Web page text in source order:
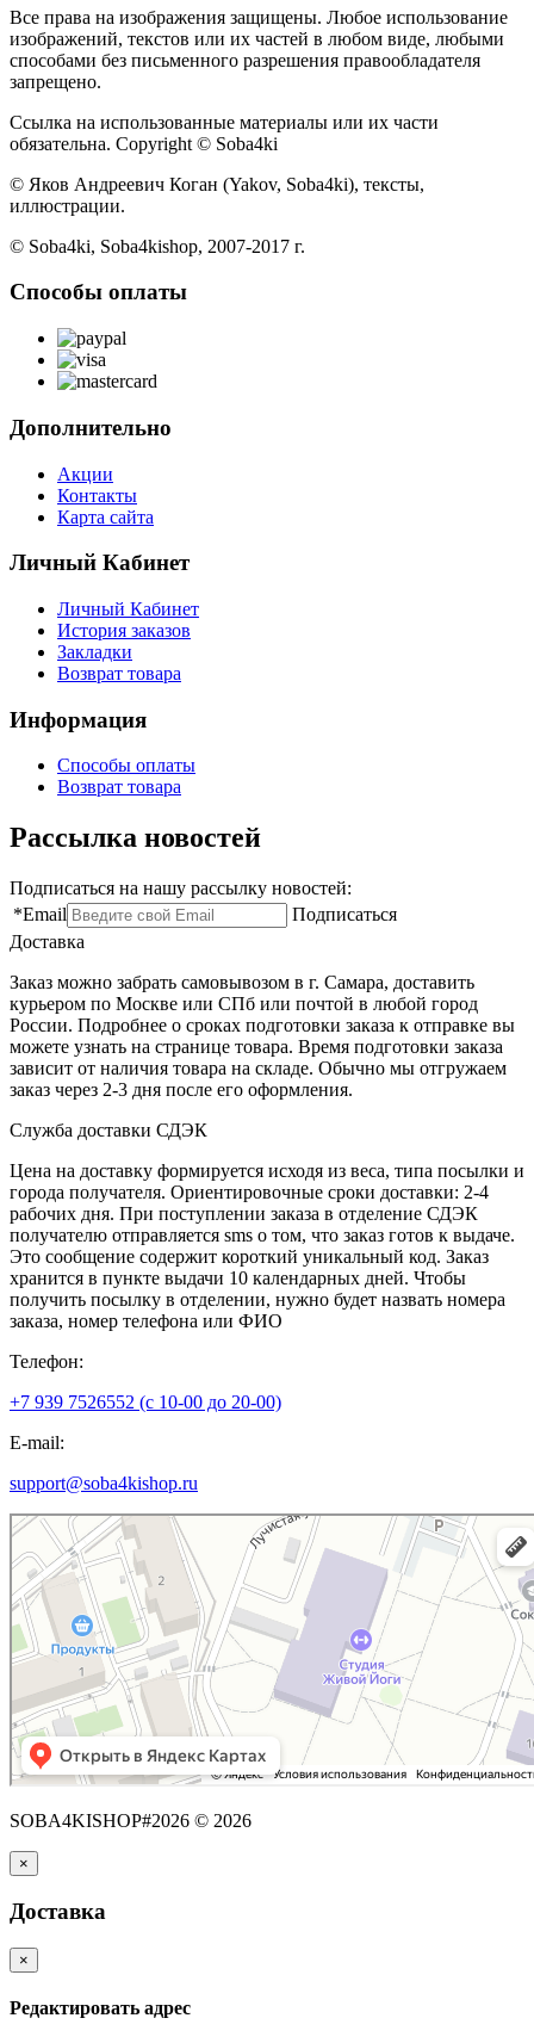
Все права на изображения защищены. Любое использование
изображений, текстов или их частей в любом виде, любыми
способами без письменного разрешения правообладателя
запрещено.
Ссылка на использованные материалы или их части
обязательна. Copyright © Soba4ki
© Яков Андреевич Коган (Yakov, Soba4ki), тексты,
иллюстрации.
© Soba4ki, Soba4kishop, 2007-2017 г.
Способы оплаты
Дополнительно
Акции
Контакты
Карта сайта
Личный Кабинет
Личный Кабинет
История заказов
Закладки
Возврат товара
Информация
Способы оплаты
Возврат товара
Рассылка новостей
Подписаться на нашу рассылку новостей:
*Email
Подписаться
Доставка
Заказ можно забрать самовывозом в г. Самара, доставить
курьером по Москве или СПб или почтой в любой город
России. Подробнее о сроках подготовки заказа к отправке вы
можете узнать на странице товара. Время подготовки заказа
зависит от наличия товара на складе. Обычно мы отгружаем
заказ через 2-3 дня после его оформления.
Служба доставки СДЭК
Цена на доставку формируется исходя из веса, типа посылки и
города получателя. Ориентировочные сроки доставки: 2-4
рабочих дня. При поступлении заказа в отделение СДЭК
получателю отправляется sms о том, что заказ готов к выдаче.
Это сообщение содержит короткий уникальный код. Заказ
хранится в пункте выдачи 10 календарных дней. Чтобы
получить посылку в отделении, нужно будет назвать номера
заказа, номер телефона или ФИО
Телефон:
+7 939 7526552 (с 10-00 до 20-00)
E-mail:
support@soba4kishop.ru
SOBA4KISHOP#2026 © 2026
×
Доставка
×
Редактировать адрес